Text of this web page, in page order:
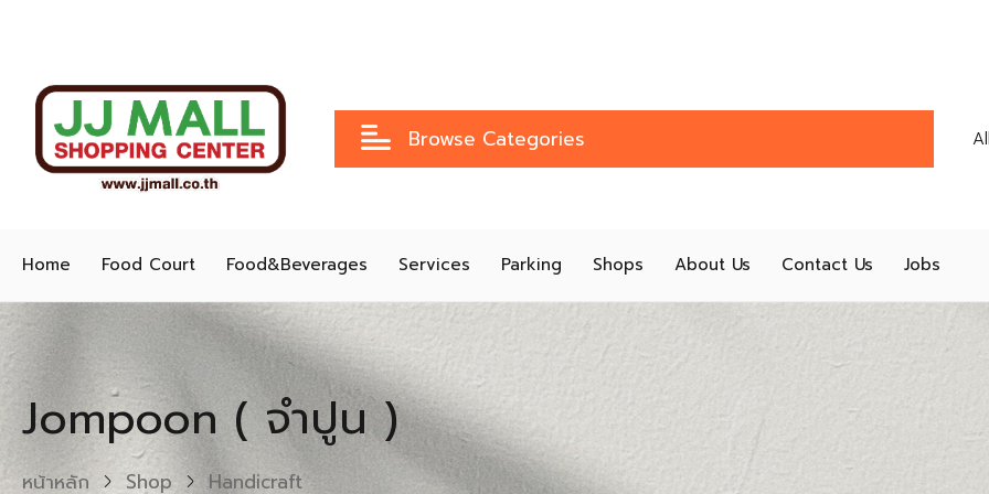
Browse Categories
Home Food Court Food&Beverages Services Parking Shops About Us Contact Us Jobs
Jompoon ( จำปูน )
หน้าหลัก Shop Handicraft